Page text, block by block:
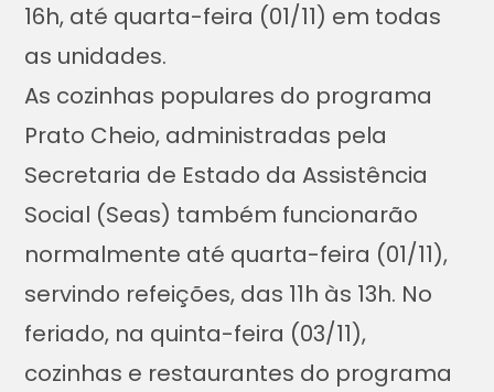
16h, até quarta-feira (01/11) em todas
as unidades.
As cozinhas populares do programa
Prato Cheio, administradas pela
Secretaria de Estado da Assistência
Social (Seas) também funcionarão
normalmente até quarta-feira (01/11),
servindo refeições, das 11h às 13h. No
feriado, na quinta-feira (03/11),
cozinhas e restaurantes do programa